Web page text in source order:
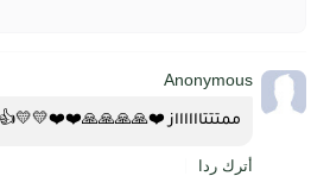
Anonymous
ممتتتااااااز
أترك ردا